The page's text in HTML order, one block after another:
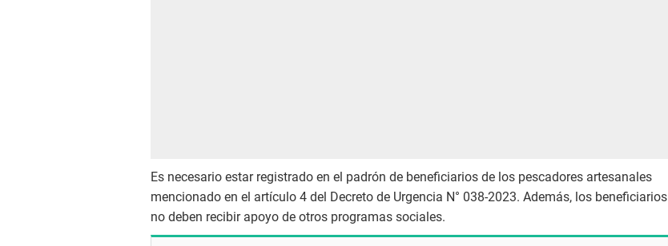
Es necesario estar registrado en el padrón de beneficiarios de los pescadores artesanales
mencionado en el artículo 4 del Decreto de Urgencia N° 038-2023. Además, los beneficiarios
no deben recibir apoyo de otros programas sociales.